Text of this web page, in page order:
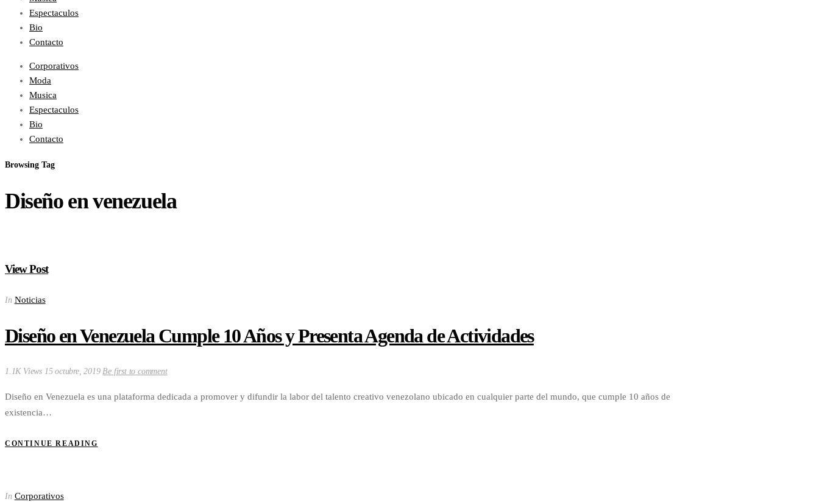
Espectaculos
Bio
Contacto
Corporativos
Moda
Musica
Espectaculos
Bio
Contacto
Browsing Tag
Diseño en venezuela
View Post
In Noticias
Diseño en Venezuela Cumple 10 Años y Presenta Agenda de Actividades
1.1K Views 15 octubre, 2019 Be first to comment
Diseño en Venezuela es una plataforma dedicada a promover y difundir la labor del talento creativo venezolano ubicado en cualquier parte del mundo, que cumple 10 años de
existencia…
CONTINUE READING
In Corporativos